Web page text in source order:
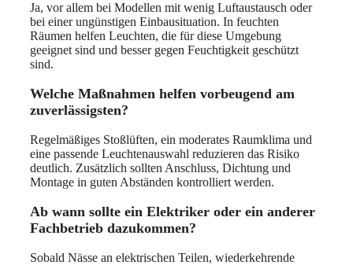
Ja, vor allem bei Modellen mit wenig Luftaustausch oder
bei einer ungünstigen Einbausituation. In feuchten
Räumen helfen Leuchten, die für diese Umgebung
geeignet sind und besser gegen Feuchtigkeit geschützt
sind.
Welche Maßnahmen helfen vorbeugend am
zuverlässigsten?
Regelmäßiges Stoßlüften, ein moderates Raumklima und
eine passende Leuchtenauswahl reduzieren das Risiko
deutlich. Zusätzlich sollten Anschluss, Dichtung und
Montage in guten Abständen kontrolliert werden.
Ab wann sollte ein Elektriker oder ein anderer
Fachbetrieb dazukommen?
Sobald Nässe an elektrischen Teilen, wiederkehrende